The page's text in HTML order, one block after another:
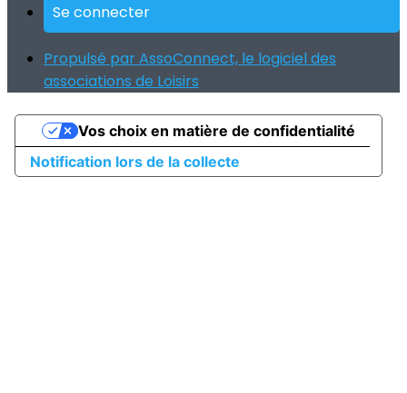
Se connecter
Propulsé par AssoConnect, le logiciel des
associations de Loisirs
Notification lors de la collecte
Vos choix en matière de confidentialité